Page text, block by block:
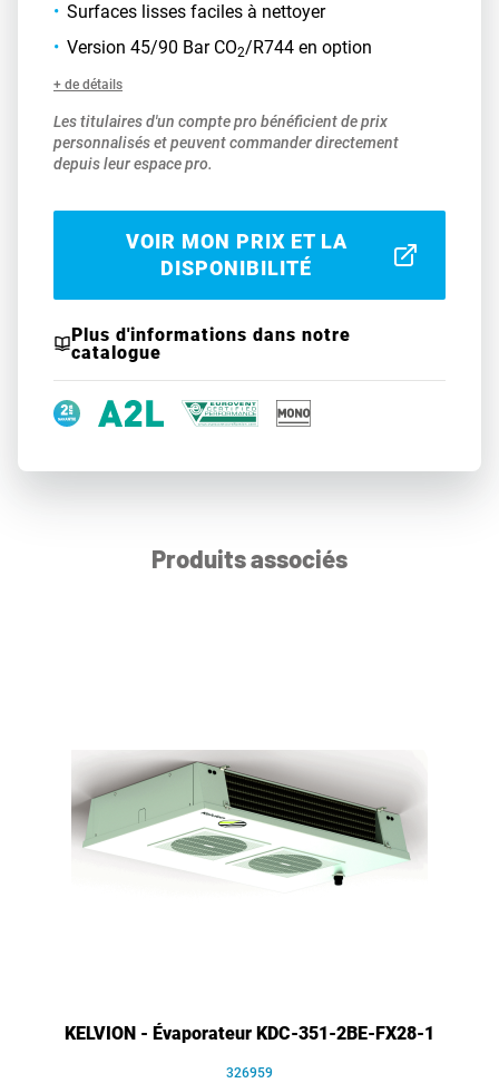
Surfaces lisses faciles à nettoyer
Version 45/90 Bar CO2/R744 en option
+ de détails
Les titulaires d'un compte pro bénéficient de prix
personnalisés et peuvent commander directement
depuis leur espace pro.
VOIR MON PRIX ET LA
DISPONIBILITÉ
Plus d'informations dans notre
catalogue
Produits associés
KELVION - Évaporateur KDC-351-2BE-FX28-1
326959